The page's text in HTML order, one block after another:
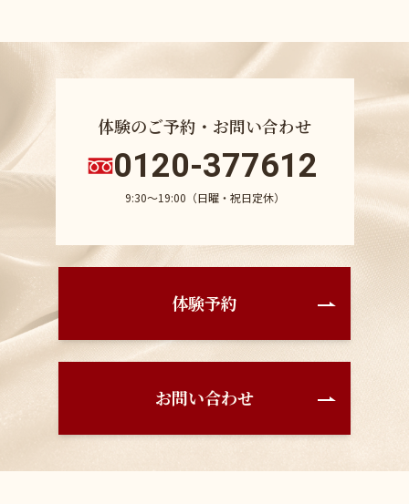
体験のご予約・お問い合わせ
0120-377612
9:30〜19:00（日曜・祝日定休）
体験予約
お問い合わせ